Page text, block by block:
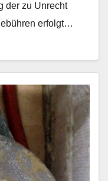
der zu Unrecht
erfolgt…